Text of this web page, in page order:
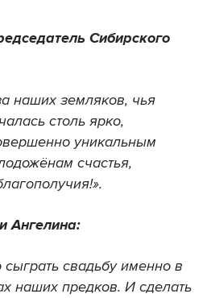
Сибирского
наших земляков, чья
столь ярко,
уникальным
счастья,
Ангелина:
свадьбу именно в
наших предков. И сделать